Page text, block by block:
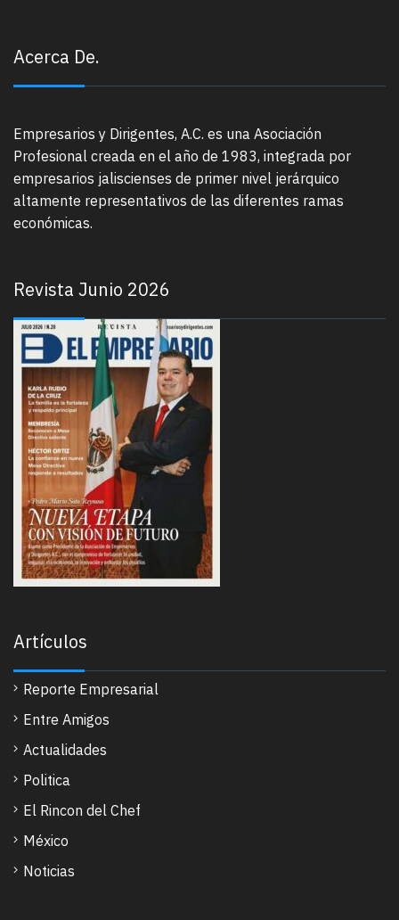
Acerca De.
Empresarios y Dirigentes, A.C. es una Asociación
Profesional creada en el año de 1983, integrada por
empresarios jaliscienses de primer nivel jerárquico
altamente representativos de las diferentes ramas
económicas.
Revista Junio 2026
Artículos
Reporte Empresarial
Entre Amigos
Actualidades
Politica
El Rincon del Chef
México
Noticias